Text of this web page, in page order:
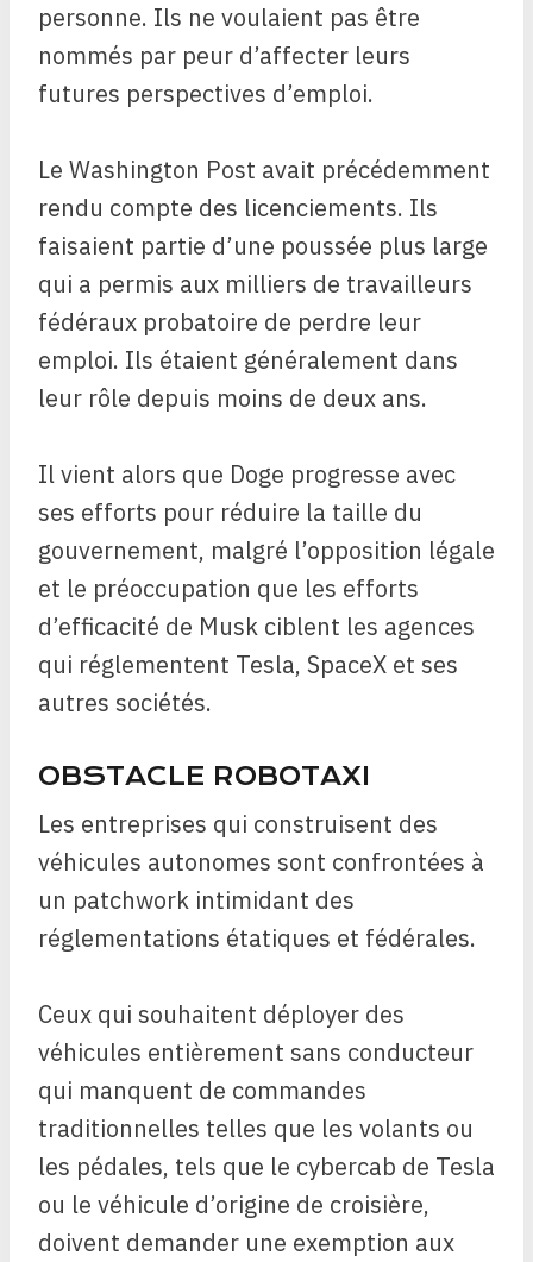
personne. Ils ne voulaient pas être
nommés par peur d’affecter leurs
futures perspectives d’emploi.
Le Washington Post avait précédemment
rendu compte des licenciements. Ils
faisaient partie d’une poussée plus large
qui a permis aux milliers de travailleurs
fédéraux probatoire de perdre leur
emploi. Ils étaient généralement dans
leur rôle depuis moins de deux ans.
Il vient alors que Doge progresse avec
ses efforts pour réduire la taille du
gouvernement, malgré l’opposition légale
et le préoccupation que les efforts
d’efficacité de Musk ciblent les agences
qui réglementent Tesla, SpaceX et ses
autres sociétés.
OBSTACLE ROBOTAXI
Les entreprises qui construisent des
véhicules autonomes sont confrontées à
un patchwork intimidant des
réglementations étatiques et fédérales.
Ceux qui souhaitent déployer des
véhicules entièrement sans conducteur
qui manquent de commandes
traditionnelles telles que les volants ou
les pédales, tels que le cybercab de Tesla
ou le véhicule d’origine de croisière,
doivent demander une exemption aux